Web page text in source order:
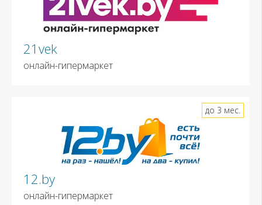
21vek
онлайн-гипермаркет
12.by
онлайн-гипермаркет
до 3 мес.